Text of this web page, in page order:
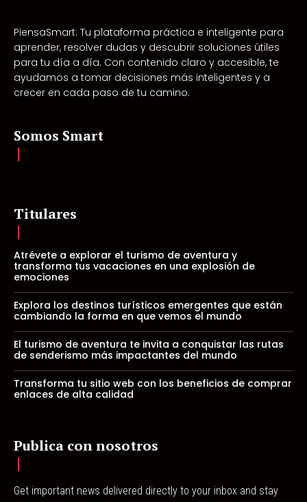
PiensaSmart: Tu plataforma práctica e inteligente para
aprender, resolver dudas y descubrir soluciones útiles
para tu día a día. Con contenido claro y accesible, te
ayudamos a tomar decisiones más inteligentes y a
crecer en cada paso de tu camino.
Somos Smart
Titulares
Atrévete a explorar el turismo de aventura y
transforma tus vacaciones en una explosión de
emociones
Explora los destinos turísticos emergentes que están
cambiando la forma en que vemos el mundo
El turismo de aventura te invita a conquistar las rutas
de senderismo más impactantes del mundo
Transforma tu sitio web con los beneficios de comprar
enlaces de alta calidad
Publica con nosotros
Get important news delivered directly to your inbox and stay